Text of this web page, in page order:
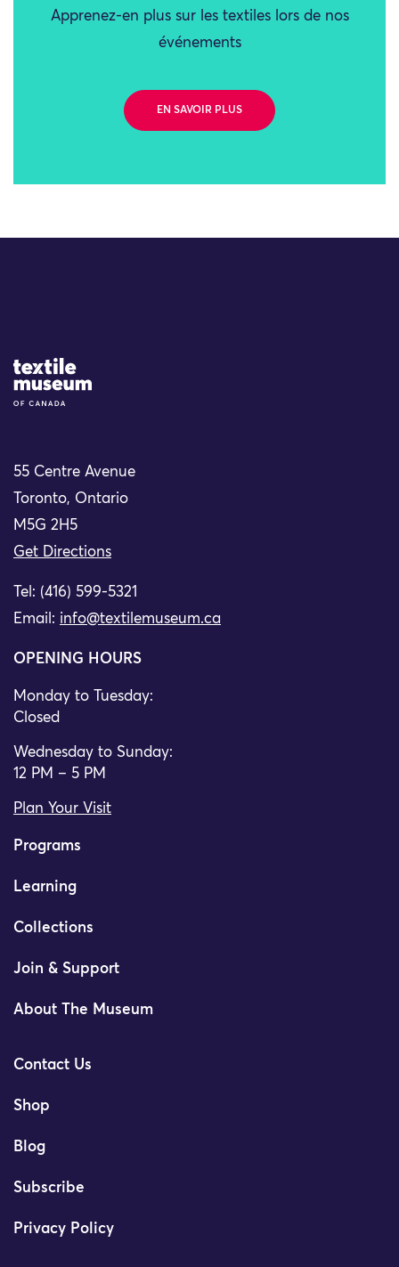
Apprenez-en plus sur les textiles lors de nos
événements
EN SAVOIR PLUS
Site Logo
55 Centre Avenue
Toronto, Ontario
M5G 2H5
Get Directions
Tel: (416) 599-5321
Email: info@textilemuseum.ca
OPENING HOURS
Monday to Tuesday:
Closed
Wednesday to Sunday:
12 PM – 5 PM
Plan Your Visit
Programs
Learning
Collections
Join & Support
About The Museum
Contact Us
Shop
Blog
Subscribe
Privacy Policy